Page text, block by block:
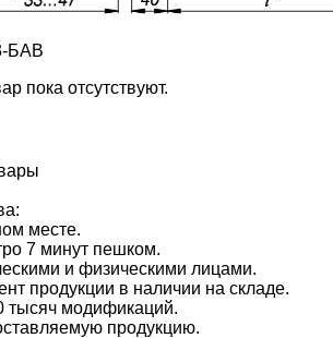
БАВ
пока отсутствуют.
месте.
7 минут пешком.
и физическими лицами.
продукции в наличии на складе.
тысяч модификаций.
продукцию.